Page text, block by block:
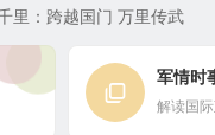
里：跨越国门 万里传武
军情时
解读国